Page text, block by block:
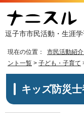
逗子市市民活動・生涯学
現在の位置： 市民活動紹
ント一覧 > 子ども・子育て
キッズ防災